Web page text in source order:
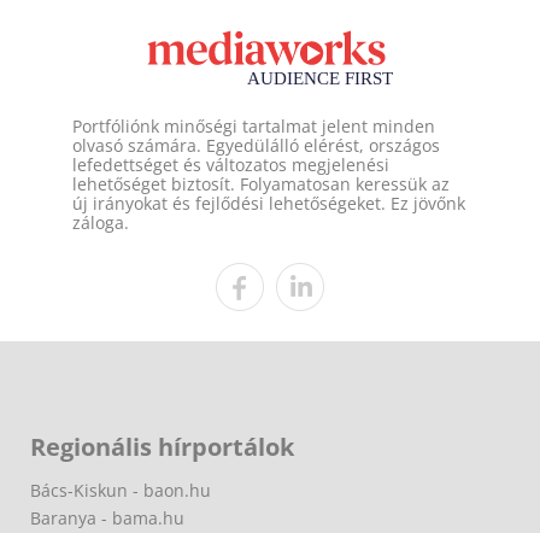
Portfóliónk minőségi tartalmat jelent minden
olvasó számára. Egyedülálló elérést, országos
lefedettséget és változatos megjelenési
lehetőséget biztosít. Folyamatosan keressük az
új irányokat és fejlődési lehetőségeket. Ez jövőnk
záloga.
Regionális hírportálok
Bács-Kiskun - baon.hu
Baranya - bama.hu